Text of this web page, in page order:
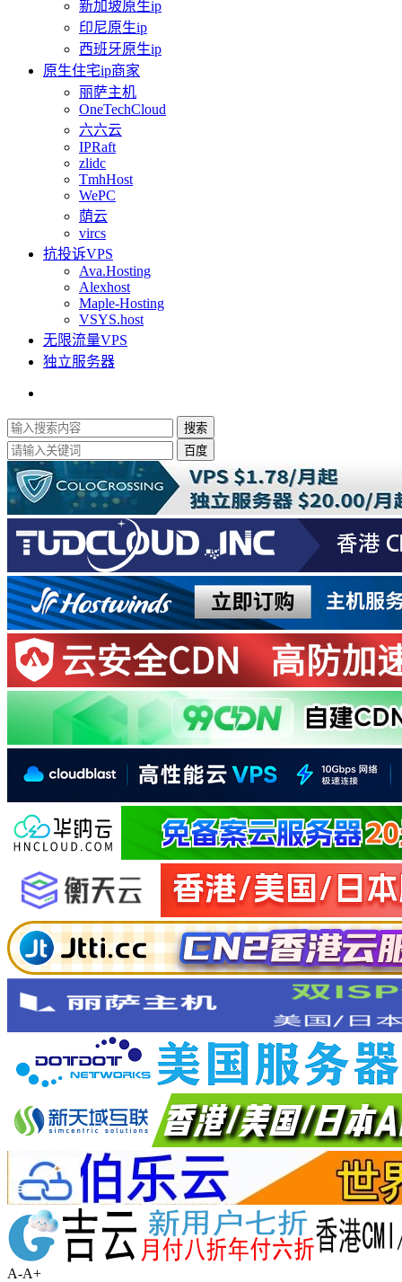
新加坡原生ip
印尼原生ip
西班牙原生ip
原生住宅ip商家
丽萨主机
OneTechCloud
六六云
IPRaft
zlidc
TmhHost
WePC
荫云
vircs
抗投诉VPS
Ava.Hosting
Alexhost
Maple-Hosting
VSYS.host
无限流量VPS
独立服务器
A-A+